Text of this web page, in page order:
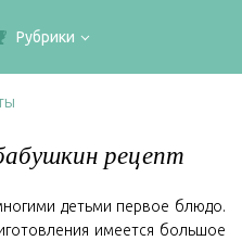
Рубрики
рецепт
детьми первое блюдо.
имеется большое